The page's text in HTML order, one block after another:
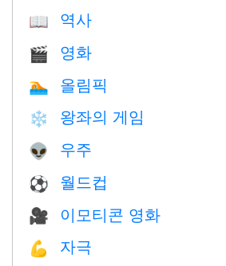
📖 역사
🎬 영화
🏊 올림픽
❄️ 왕좌의 게임
👽 우주
⚽ 월드컵
🎥 이모티콘 영화
💪 자극